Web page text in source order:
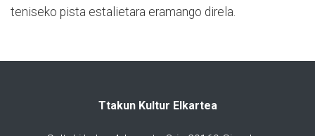
teniseko pista estalietara eramango direla.
Ttakun Kultur Elkartea